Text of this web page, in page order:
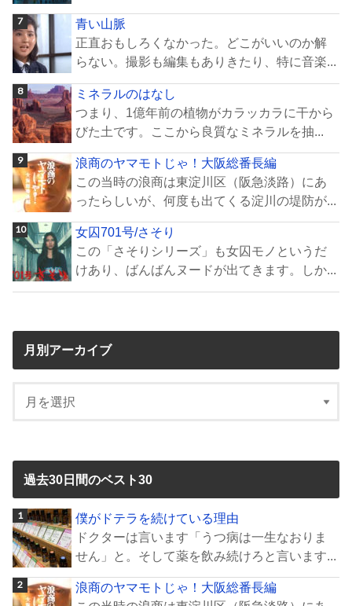
青い山脈
正直おもしろくなかった。どこがいいのか解
らない。撮影も編集もありきたり、特に音楽...
ミネラルのはなし
つまり、1億年前の植物がカラッカラに干から
びた土です。ここから良質なミネラルを抽...
浪商のヤマモトじゃ！大阪総番長編
この当時の浪商は東淀川区（阪急淡路）にあ
ったらしいが、何度も出てくる淀川の堤防が...
女囚701号/さそり
この「さそりシリーズ」も女囚モノというだ
けあり、ばんばんヌードが出てきます。しか...
月別アーカイブ
過去30日間のベスト30
僕がドテラを続けている理由
ドクターは言います「うつ病は一生なおりま
せん」と。そして薬を飲み続けろと言います...
浪商のヤマモトじゃ！大阪総番長編